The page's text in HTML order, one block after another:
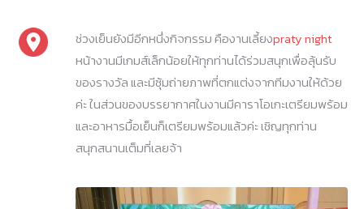
ช่วงเย็นยังมีอีกหนึ่งกิจกรรม คืองานเลี้ยงpraty night
หน้างานมีเกมส์เล็กน้อยให้ทุกท่านได้ร่วมสนุกเพื่อลุ้นรับ
ของรางวัล และมีซุ้มถ่ายภาพที่ตกแต่งจากทีมงานให้ด้วย
ค่ะ ในส่วนของบรรยากาศในงานมีคาราโอเกะเตรียมพร้อม
และอาหารมื้อเย็นก็เตรียมพร้อมแล้วค่ะ เชิญทุกท่าน
สนุกสนานเต็มที่เลยจ้า